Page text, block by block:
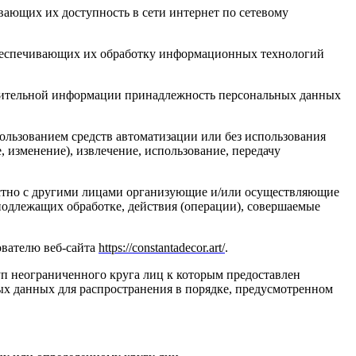
их доступность в сети интернет по сетевому
их обработку информационных технологий
информации принадлежность персональных данных
средств автоматизации или без использования
извлечение, использование, передачу
с другими лицами организующие и/или осуществляющие
обработке, действия (операции), совершаемые
веб-сайта https://constantadecor.art/.
круга лиц к которым предоставлен
данных для распространения в порядке, предусмотренном